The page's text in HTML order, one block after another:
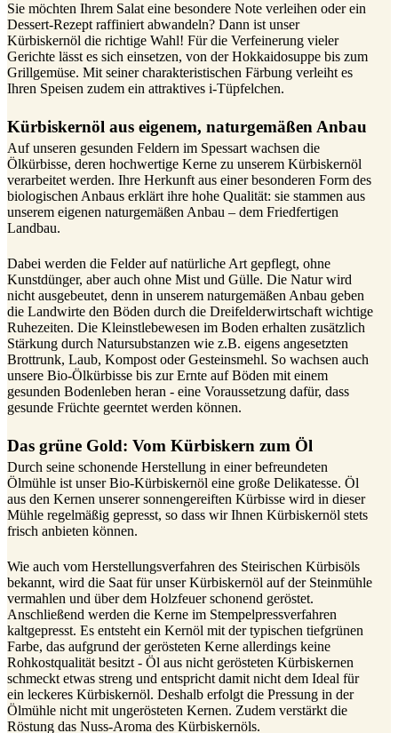
Sie möchten Ihrem Salat eine besondere Note verleihen oder ein
Dessert-Rezept raffiniert abwandeln? Dann ist unser
Kürbiskernöl die richtige Wahl! Für die Verfeinerung vieler
Gerichte lässt es sich einsetzen, von der Hokkaidosuppe bis zum
Grillgemüse. Mit seiner charakteristischen Färbung verleiht es
Ihren Speisen zudem ein attraktives i-Tüpfelchen.
Kürbiskernöl aus eigenem, naturgemäßen Anbau
Auf unseren gesunden Feldern im Spessart wachsen die
Ölkürbisse, deren hochwertige Kerne zu unserem Kürbiskernöl
verarbeitet werden. Ihre Herkunft aus einer besonderen Form des
biologischen Anbaus erklärt ihre hohe Qualität: sie stammen aus
unserem eigenen naturgemäßen Anbau – dem Friedfertigen
Landbau.
Dabei werden die Felder auf natürliche Art gepflegt, ohne
Kunstdünger, aber auch ohne Mist und Gülle. Die Natur wird
nicht ausgebeutet, denn in unserem naturgemäßen Anbau geben
die Landwirte den Böden durch die Dreifelderwirtschaft wichtige
Ruhezeiten. Die Kleinstlebewesen im Boden erhalten zusätzlich
Stärkung durch Natursubstanzen wie z.B. eigens angesetzten
Brottrunk, Laub, Kompost oder Gesteinsmehl. So wachsen auch
unsere Bio-Ölkürbisse bis zur Ernte auf Böden mit einem
gesunden Bodenleben heran - eine Voraussetzung dafür, dass
gesunde Früchte geerntet werden können.
Das grüne Gold: Vom Kürbiskern zum Öl
Durch seine schonende Herstellung in einer befreundeten
Ölmühle ist unser Bio-Kürbiskernöl eine große Delikatesse. Öl
aus den Kernen unserer sonnengereiften Kürbisse wird in dieser
Mühle regelmäßig gepresst, so dass wir Ihnen Kürbiskernöl stets
frisch anbieten können.
Wie auch vom Herstellungsverfahren des Steirischen Kürbisöls
bekannt, wird die Saat für unser Kürbiskernöl auf der Steinmühle
vermahlen und über dem Holzfeuer schonend geröstet.
Anschließend werden die Kerne im Stempelpressverfahren
kaltgepresst. Es entsteht ein Kernöl mit der typischen tiefgrünen
Farbe, das aufgrund der gerösteten Kerne allerdings keine
Rohkostqualität besitzt - Öl aus nicht gerösteten Kürbiskernen
schmeckt etwas streng und entspricht damit nicht dem Ideal für
ein leckeres Kürbiskernöl. Deshalb erfolgt die Pressung in der
Ölmühle nicht mit ungerösteten Kernen. Zudem verstärkt die
Röstung das Nuss-Aroma des Kürbiskernöls.